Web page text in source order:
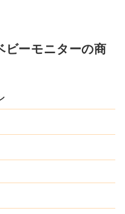
ーモニターの商